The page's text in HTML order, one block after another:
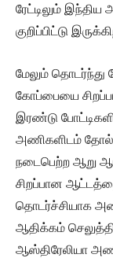
ரேட்டிலும்
குறிப்பிட்டு
மேலும் தொடர்ந்து
கோப்பையை
இரண்டு
அணிகளிடம்
நடைபெற்ற ஆறு
சிறப்பான
தொடர்ச்சியாக
ஆதிக்கம்
ஆஸ்திரேலியா